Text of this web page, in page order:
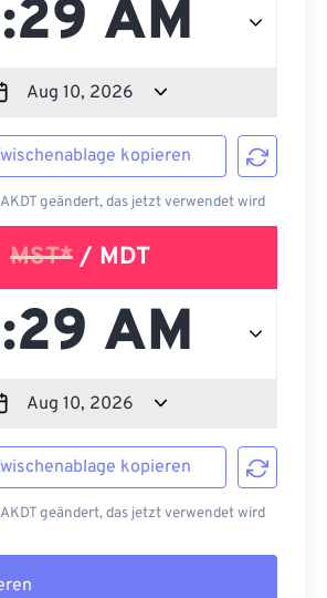
kopieren
geändert, das jetzt verwendet wird
MST*/ MDT
kopieren
geändert, das jetzt verwendet wird